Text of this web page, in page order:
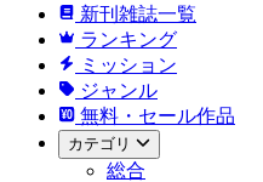
新刊雑誌一覧
ランキング
ミッション
ジャンル
無料・セール作品
カテゴリ
総合